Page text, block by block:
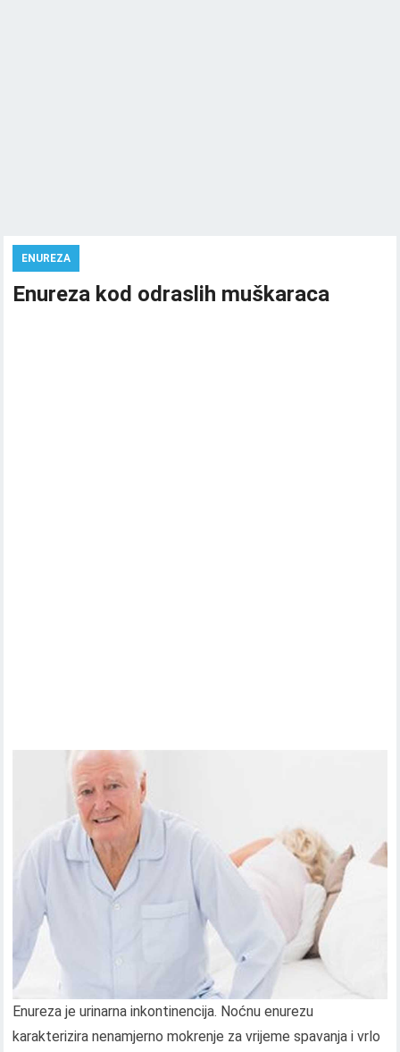
ENUREZA
Enureza kod odraslih muškaraca
Enureza je urinarna inkontinencija. Noćnu enurezu
karakterizira nenamjerno mokrenje za vrijeme spavanja i vrlo